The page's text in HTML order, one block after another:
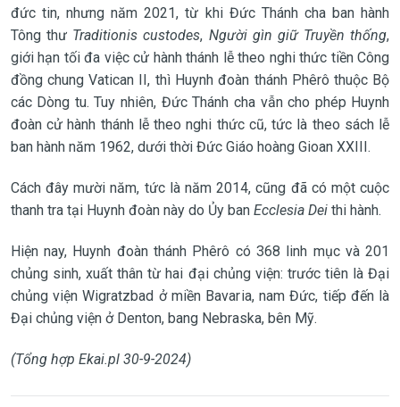
đức tin, nhưng năm 2021, từ khi Đức Thánh cha ban hành
Tông thư Traditionis custodes, Người gìn giữ Truyền thống,
giới hạn tối đa việc cử hành thánh lễ theo nghi thức tiền Công
đồng chung Vatican II, thì Huynh đoàn thánh Phêrô thuộc Bộ
các Dòng tu. Tuy nhiên, Đức Thánh cha vẫn cho phép Huynh
đoàn cử hành thánh lễ theo nghi thức cũ, tức là theo sách lễ
ban hành năm 1962, dưới thời Đức Giáo hoàng Gioan XXIII.
Cách đây mười năm, tức là năm 2014, cũng đã có một cuộc
thanh tra tại Huynh đoàn này do Ủy ban Ecclesia Deithi hành.
Hiện nay, Huynh đoàn thánh Phêrô có 368 linh mục và 201
chủng sinh, xuất thân từ hai đại chủng viện: trước tiên là Đại
chủng viện Wigratzbad ở miền Bavaria, nam Đức, tiếp đến là
Đại chủng viện ở Denton, bang Nebraska, bên Mỹ.
(Tổng hợp Ekai.pl 30-9-2024)